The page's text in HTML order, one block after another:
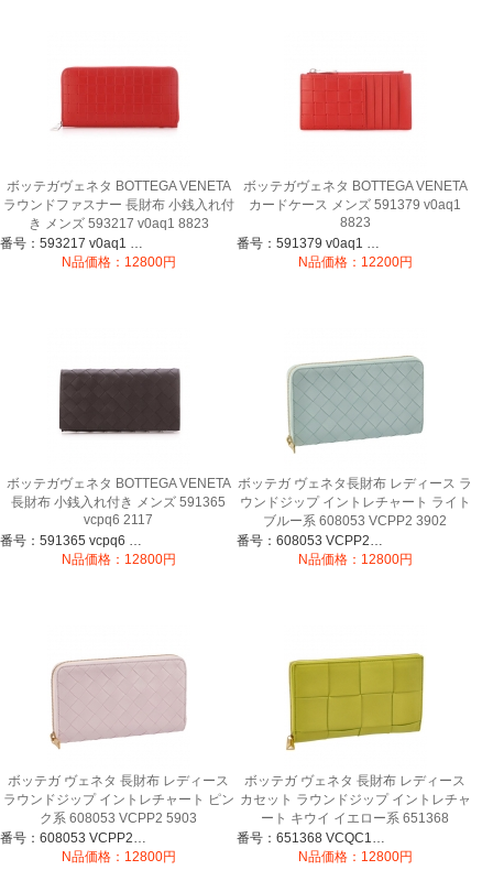
ボッテガヴェネタ BOTTEGA VENETA
ラウンドファスナー 長財布 小銭入れ付
き メンズ 593217 v0aq1 8823
番号：593217 v0aq1 8823
N品価格：12800円
ボッテガヴェネタ BOTTEGA VENETA
カードケース メンズ 591379 v0aq1
8823
番号：591379 v0aq1 8823
N品価格：12200円
ボッテガヴェネタ BOTTEGA VENETA
長財布 小銭入れ付き メンズ 591365
vcpq6 2117
番号：591365 vcpq6 2117
N品価格：12800円
ボッテガ ヴェネタ長財布 レディース ラ
ウンドジップ イントレチャート ライト
ブルー系 608053 VCPP2 3902
番号：608053 VCPP2 3902
N品価格：12800円
ボッテガ ヴェネタ 長財布 レディース
ラウンドジップ イントレチャート ピン
ク系 608053 VCPP2 5903
番号：608053 VCPP2 5903
N品価格：12800円
ボッテガ ヴェネタ 長財布 レディース
カセット ラウンドジップ イントレチャ
ート キウイ イエロー系 651368
VCQC1 3520
番号：651368 VCQC1 3520
N品価格：12800円